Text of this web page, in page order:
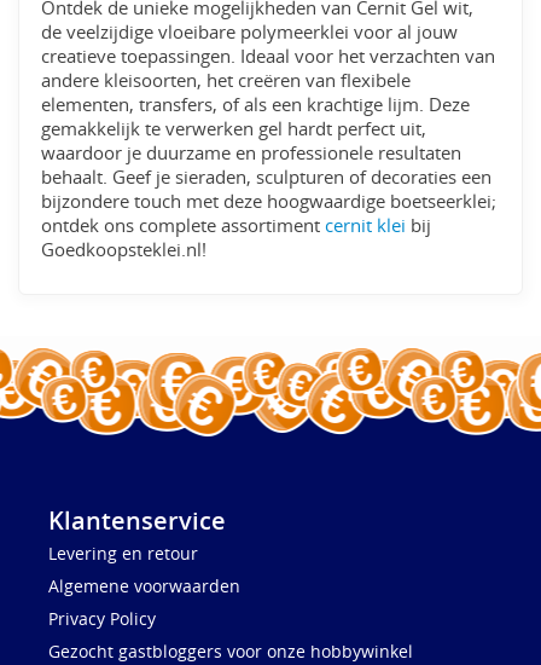
Ontdek de unieke mogelijkheden van Cernit Gel wit,
de veelzijdige vloeibare polymeerklei voor al jouw
creatieve toepassingen. Ideaal voor het verzachten van
andere kleisoorten, het creëren van flexibele
elementen, transfers, of als een krachtige lijm. Deze
gemakkelijk te verwerken gel hardt perfect uit,
waardoor je duurzame en professionele resultaten
behaalt. Geef je sieraden, sculpturen of decoraties een
bijzondere touch met deze hoogwaardige boetseerklei;
ontdek ons complete assortiment cernit klei bij
Goedkoopsteklei.nl!
Klantenservice
Levering en retour
Algemene voorwaarden
Privacy Policy
Gezocht gastbloggers voor onze hobbywinkel